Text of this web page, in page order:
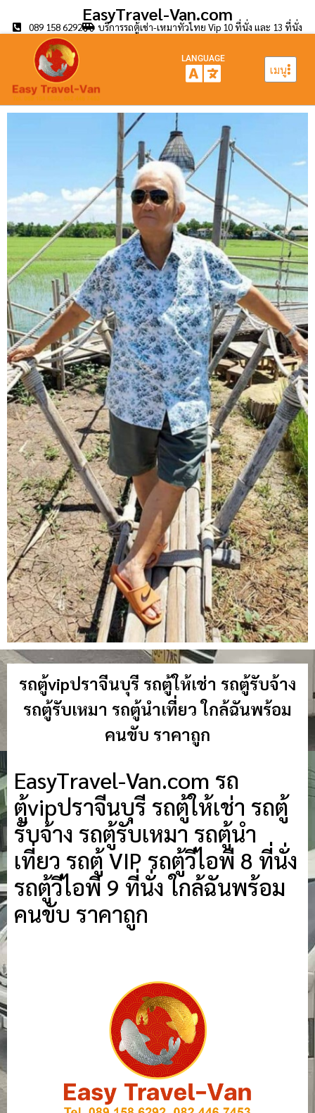
EasyTravel-Van.com
089 158 6292 บริการรถตู้เช่า-เหมาทั่วไทย Vip 10 ที่นั่ง และ 13 ที่นั่ง
เมนู
LANGUAGE
รถตู้vipปราจีนบุรี รถตู้ให้เช่า รถตู้รับจ้าง
รถตู้รับเหมา รถตู้นำเที่ยว ใกล้ฉันพร้อม
คนขับ ราคาถูก
EasyTravel-Van.com รถ
ตู้vipปราจีนบุรี รถตู้ให้เช่า รถตู้
รับจ้าง รถตู้รับเหมา รถตู้นำ
เที่ยว รถตู้ VIP รถตู้วีไอพี 8 ที่นั่ง
รถตู้วีไอพี 9 ที่นั่ง ใกล้ฉันพร้อม
คนขับ ราคาถูก